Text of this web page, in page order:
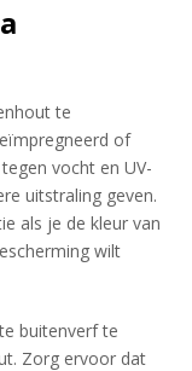
te
of
vocht en UV-
uitstraling geven.
als je de kleur van
wilt
buitenverf te
Zorg ervoor dat